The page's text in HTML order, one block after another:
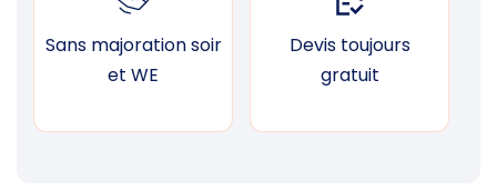
Sans majoration soir
et WE
Devis toujours
gratuit